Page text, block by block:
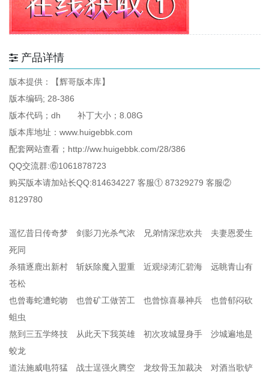
产品详情
版本提供：【辉哥版本库】
版本编码; 28-386
版本代码；dh 补丁大小；8.08G
版本库地址：www.huigebbk.com
配套网站查看；http://ww.huigebbk.com/28/386
QQ交流群:⑥1061878723
购买版本请加站长QQ:814634227 客服① 87329279 客服②
8129780
遥忆昔日传奇梦 剑影刀光杀气浓 兄弟情深悲欢共 夫妻恩爱生
死同
杀猫逐鹿出新村 斩妖除魔入盟重 近观绿涛汇碧海 远眺青山有
苍松
也曾毒蛇遭蛇吻 也曾矿工做苦工 也曾惊喜暴神兵 也曾郁闷砍
蛆虫
熬到三五学终技 从此天下我英雄 初次攻城显身手 沙城遍地是
蛟龙
道法施威电符猛 战士逞强火腾空 龙纹骨玉加裁决 对酒当歌铲